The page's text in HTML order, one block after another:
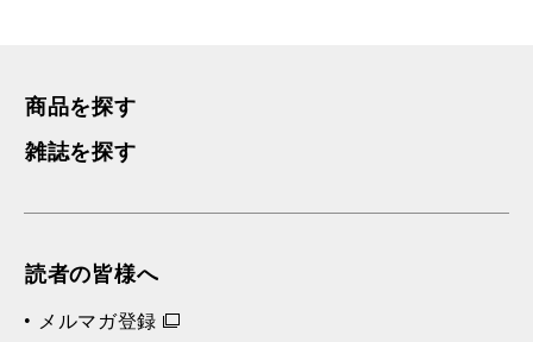
商品を探す
雑誌を探す
読者の皆様へ
メルマガ登録